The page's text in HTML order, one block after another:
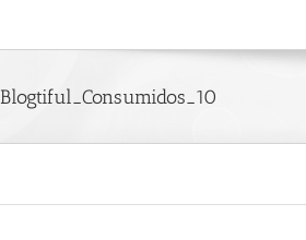
Blogtiful_Consumidos_10